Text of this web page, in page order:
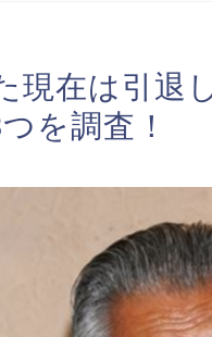
現在は引退
を調査！